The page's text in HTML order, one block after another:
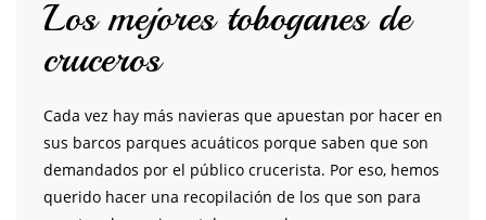
Los mejores toboganes de
cruceros
Cada vez hay más navieras que apuestan por hacer en
sus barcos parques acuáticos porque saben que son
demandados por el público crucerista. Por eso, hemos
querido hacer una recopilación de los que son para